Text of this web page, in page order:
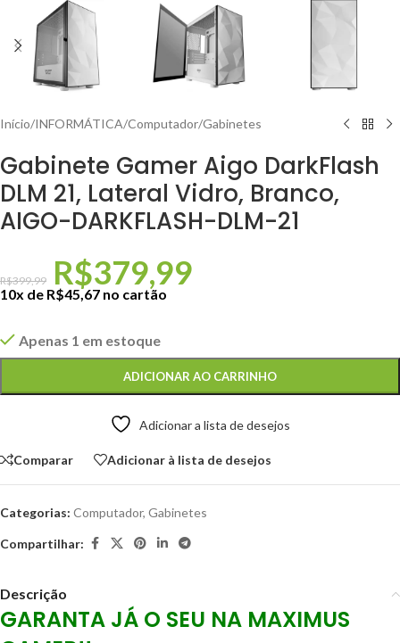
Início/INFORMÁTICA/Computador/Gabinetes
Gabinete Gamer Aigo DarkFlash
DLM 21, Lateral Vidro, Branco,
AIGO-DARKFLASH-DLM-21
R$399,99 R$379,99
10x de R$45,67 no cartão
Apenas 1 em estoque
ADICIONAR AO CARRINHO
Adicionar a lista de desejos
Comparar Adicionar à lista de desejos
Categorias: Computador, Gabinetes
Compartilhar:
Descrição
GARANTA JÁ O SEU NA MAXIMUS